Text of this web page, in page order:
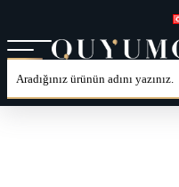
ANASAYFATÜM ÜRÜNLERKATEGORILER